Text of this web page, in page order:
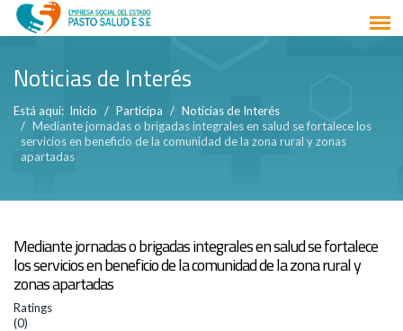
Noticias de Interés
Está aquí: Inicio Participa
Noticias de Interés
Mediante jornadas o brigadas integrales en salud se fortalece los
servicios en beneficio de la comunidad de la zona rural y zonas
apartadas
Mediante jornadas o brigadas integrales en salud se fortalece
los servicios en beneficio de la comunidad de la zona rural y
zonas apartadas
Ratings
(0)